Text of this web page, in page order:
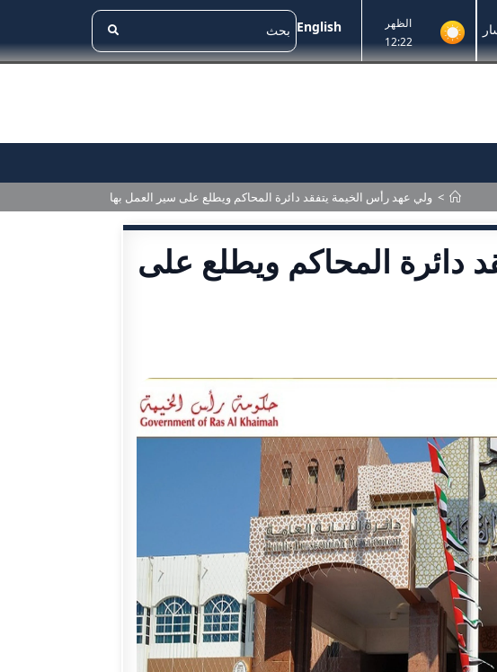
English
الظهر
12:22
> ولي عهد رأس الخيمة يتفقد دائرة المحاكم ويطلع على سير العمل بها
دائرة المحاكم ويطلع على